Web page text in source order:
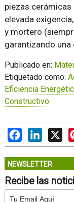
piezas
elevada
y mortero
garantizando una
Publicado en:
Etiquetado como:
Eficiencia
Constructivo
FacebookLinkedIn
X
NEWSLETTER
Recibe las